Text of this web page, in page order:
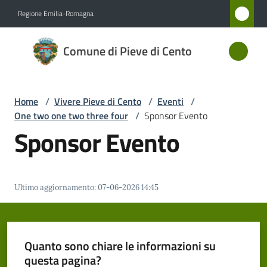
Regione Emilia-Romagna
Comune di Pieve di Cento
Comune
di Pieve
Novità
Servizi
Vivere
Pieve
Home / Vivere Pieve di Cento / Eventi /
One two one two three four / Sponsor Evento
Sponsor Evento
Ultimo aggiornamento:07-06-2026 14:45
Quanto sono chiare le informazioni su
questa pagina?